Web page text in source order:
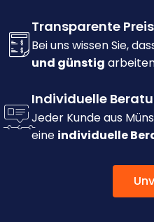
Transparente
Bei uns wissen Sie,
und günstig
Individuelle
Jeder Kunde aus
eine individuelle